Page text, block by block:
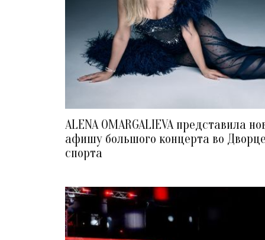
ALENA OMARGALIEVA представила
афишу большого концерта во
спорта